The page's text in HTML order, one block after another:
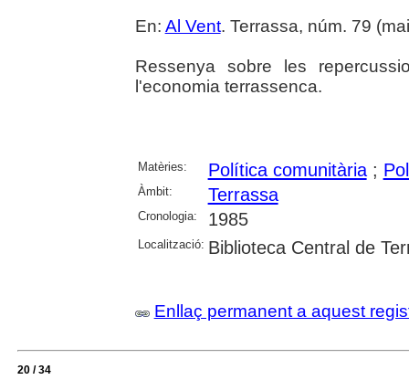
En: Al Vent. Terrassa, núm. 79
Ressenya sobre les
l'economia terrassenca.
Matèries: Política comunitària;
Àmbit: Terrassa
Cronologia: 1985
Localització: Biblioteca Central de
Enllaç permanent a aquest
20 / 34